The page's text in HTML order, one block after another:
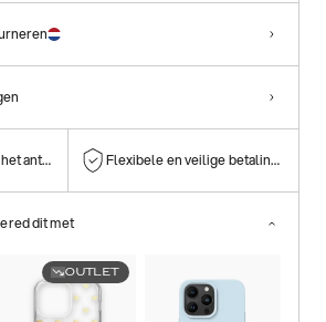
antwoord! Flexibele en veilige betalingen
dit met
OUTLET